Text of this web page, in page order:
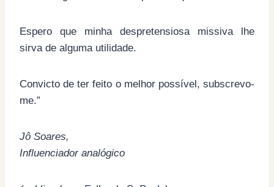
Espero que minha despretensiosa missiva lhe
sirva de alguma utilidade.
Convicto de ter feito o melhor possível, subscrevo-
me.”
Jô Soares,
Influenciador analógico